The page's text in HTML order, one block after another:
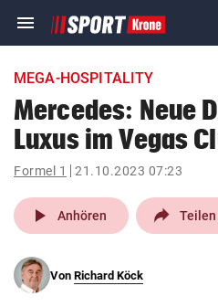
menu Navigation
ein-/ausklappen
account_circle Anmelden
pin_drop
Wien
MEGA-HOSPITALITY
Mercedes: Neue
Luxus im Vegas
Formel 1 21.10.2023 07:23
play_arrow Anhören Teilen
Von Richard Köck